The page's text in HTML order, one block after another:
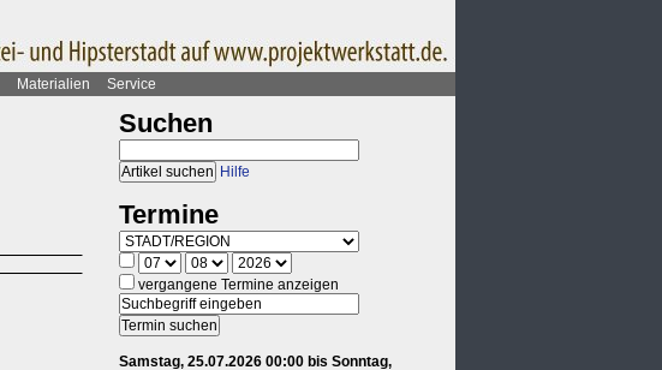
Materialien
Service
Suchen
Hilfe
Termine
vergangene Termine anzeigen
Samstag, 25.07.2026 00:00 bis Sonntag,